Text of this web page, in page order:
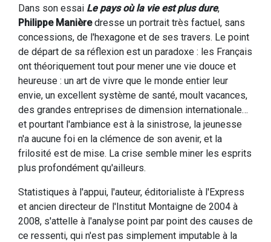
Dans son essai Le pays où la vie est plus dure,
Philippe Manièredresse un portrait très factuel, sans
concessions, de l'hexagone et de ses travers. Le point
de départ de sa réflexion est un paradoxe : les Français
ont théoriquement tout pour mener une vie douce et
heureuse : un art de vivre que le monde entier leur
envie, un excellent système de santé, moult vacances,
des grandes entreprises de dimension internationale…
et pourtant l'ambiance est à la sinistrose, la jeunesse
n'a aucune foi en la clémence de son avenir, et la
frilosité est de mise. La crise semble miner les esprits
plus profondément qu'ailleurs.
Statistiques à l'appui, l'auteur, éditorialiste à l'Express
et ancien directeur de l'Institut Montaigne de 2004 à
2008, s'attelle à l'analyse point par point des causes de
ce ressenti, qui n'est pas simplement imputable à la